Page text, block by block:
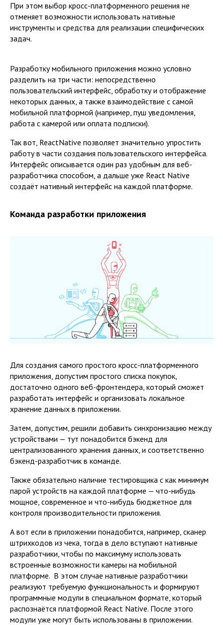
При этом выбор кросс-платформенного решения не
отменяет возможности использовать нативные
инструменты и средства для реализации специфических
задач.
Разработку мобильного приложения можно условно
разделить на три части: непосредственно
пользовательский интерфейс, обработку и отображение
некоторых данных, а также взаимодействие с самой
мобильной платформой (например, пуш уведомления,
работа с камерой или оплата подписки).
Так вот, ReactNative позволяет значительно упростить
работу в части создания пользовательского интерфейса.
Интерфейс описывается один раз удобным для веб-
разработчика способом, а дальше уже React Native
создаёт нативный интерфейс на каждой платформе.
Команда разработки приложения
Для создания самого простого кросс-платформенного
приложения, допустим простого списка покупок,
достаточно одного веб-фронтендера, который сможет
разработать интерфейс и организовать локальное
хранение данных в приложении.
Затем, допустим, решили добавить синхронизацию между
устройствами — тут понадобится бэкенд для
централизованного хранения данных, и соответственно
бэкенд-разработчик в команде.
Также обязательно наличие тестировщика с как минимум
парой устройств на каждой платформе — что-нибудь
мощное, современное и что-нибудь бюджетное для
контроля производительности приложения.
А вот если в приложении понадобится, например, сканер
штрихкодов из чека, тогда в дело вступают нативные
разработчики, чтобы по максимуму использовать
встроенные возможности камеры на мобильной
платформе. В этом случае нативные разработчики
реализуют требуемую функциональность и формируют
программные модули в специальном формате, который
распознаётся платформой React Native. После этого
модули уже могут быть использованы в приложении.